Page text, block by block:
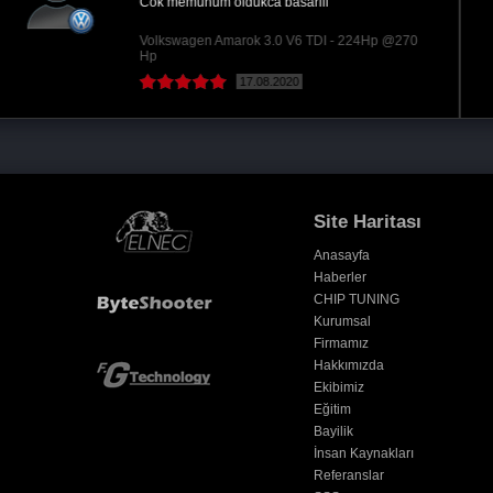
Audi A6 2.0 TDi - 177Hp @210 Hp
15.10.2018
Site Haritası
Anasayfa
Haberler
CHIP TUNING
Kurumsal
Firmamız
Hakkımızda
Ekibimiz
Eğitim
Bayilik
İnsan Kaynakları
Referanslar